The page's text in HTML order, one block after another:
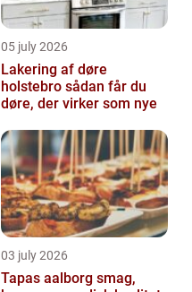
05 july 2026
Lakering af døre
holstebro sådan får du
døre, der virker som nye
03 july 2026
Tapas aalborg smag,